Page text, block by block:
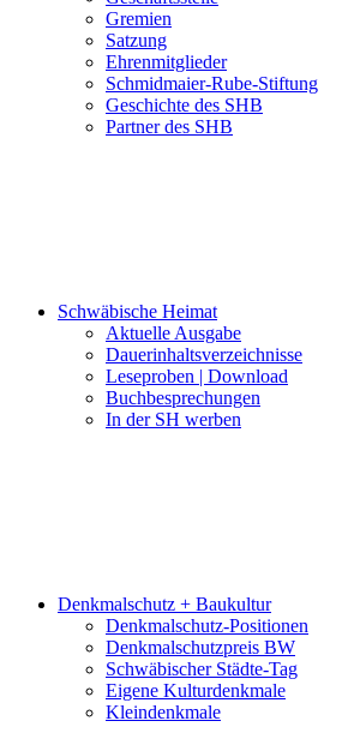
Gremien
Satzung
Ehrenmitglieder
Schmidmaier-Rube-Stiftung
Geschichte des SHB
Partner des SHB
Schwäbische Heimat
Aktuelle Ausgabe
Dauerinhaltsverzeichnisse
Leseproben | Download
Buchbesprechungen
In der SH werben
Denkmalschutz + Baukultur
Denkmalschutz-Positionen
Denkmalschutzpreis BW
Schwäbischer Städte-Tag
Eigene Kulturdenkmale
Kleindenkmale